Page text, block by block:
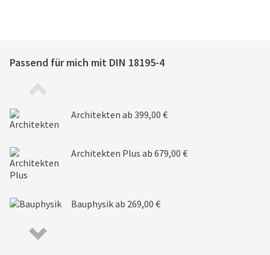
Passend für mich mit DIN 18195-4
Architekten ab 399,00 €
Architekten Plus ab 679,00 €
Bauphysikab 269,00 €